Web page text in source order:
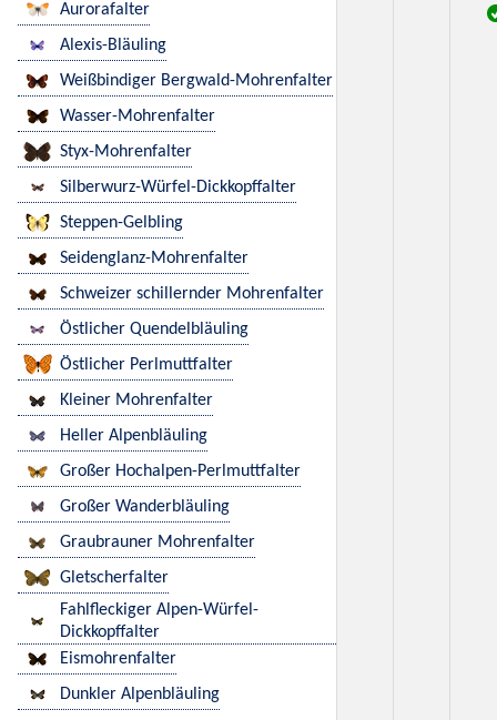
Aurorafalter
Alexis-Bläuling
Weißbindiger Bergwald-Mohrenfalter
Wasser-Mohrenfalter
Styx-Mohrenfalter
Silberwurz-Würfel-Dickkopffalter
Steppen-Gelbling
Seidenglanz-Mohrenfalter
Schweizer schillernder Mohrenfalter
Östlicher Quendelbläuling
Östlicher Perlmuttfalter
Kleiner Mohrenfalter
Heller Alpenbläuling
Großer Hochalpen-Perlmuttfalter
Großer Wanderbläuling
Graubrauner Mohrenfalter
Gletscherfalter
Fahlfleckiger Alpen-Würfel-
Dickkopffalter
Eismohrenfalter
Dunkler Alpenbläuling